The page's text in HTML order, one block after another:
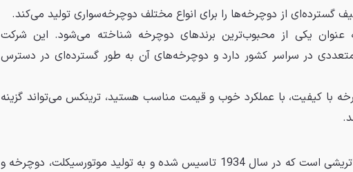
گسترده‌ای از دوچرخه‌ها را برای انواع مختلف دوچرخه‌سواری تولید می‌کند.
عنوان یکی از محبوب‌ترین برندهای دوچرخه شناخته می‌شود. این شرکت
در سراسر کشور دارد و دوچرخه‌های آن به طور گسترده‌ای در دسترس
با کیفیت، با عملکرد خوب و قیمت مناسب هستید، ترینکس می‌تواند گزینه
کی تی ام یک شرکت اتریشی است که در سال 1934 تاسیس شده و به تولید موتورسیکلت، دوچرخه و